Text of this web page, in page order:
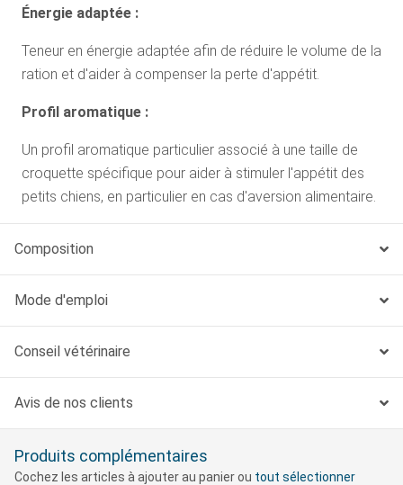
Énergie adaptée :
Teneur en énergie adaptée afin de réduire le volume de la
ration et d'aider à compenser la perte d'appétit.
Profil aromatique :
Un profil aromatique particulier associé à une taille de
croquette spécifique pour aider à stimuler l'appétit des
petits chiens, en particulier en cas d'aversion alimentaire.
Composition
Mode d'emploi
Conseil vétérinaire
Avis de nos clients
Produits complémentaires
Cochez les articles à ajouter au panier ou tout sélectionner